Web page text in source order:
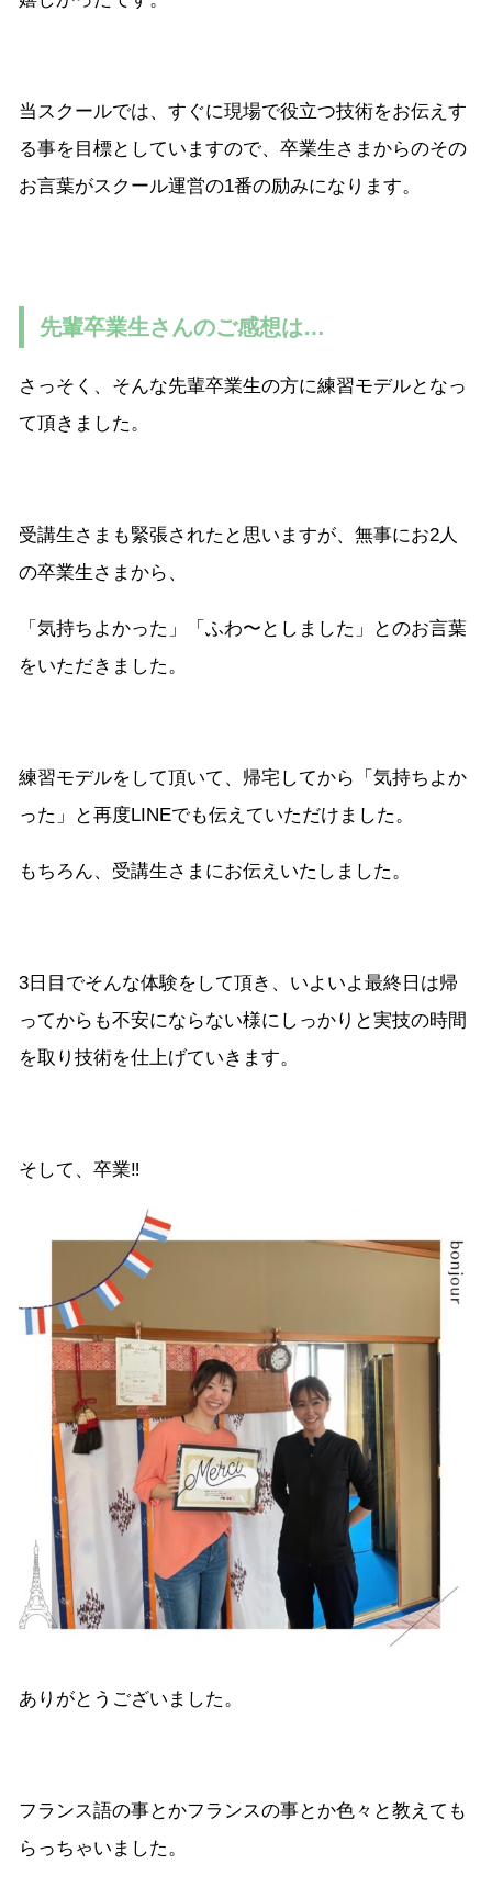
当スクールでは、すぐに現場で役立つ技術をお伝えす
る事を目標としていますので、卒業生さまからのその
お言葉がスクール運営の1番の励みになります。
先輩卒業生さんのご感想は…
さっそく、そんな先輩卒業生の方に練習モデルとなっ
て頂きました。
受講生さまも緊張されたと思いますが、無事にお2人
の卒業生さまから、
「気持ちよかった」「ふわ〜としました」とのお言葉
をいただきました。
練習モデルをして頂いて、帰宅してから「気持ちよか
った」と再度LINEでも伝えていただけました。
もちろん、受講生さまにお伝えいたしました。
3日目でそんな体験をして頂き、いよいよ最終日は帰
ってからも不安にならない様にしっかりと実技の時間
を取り技術を仕上げていきます。
そして、卒業‼︎
ありがとうございました。
フランス語の事とかフランスの事とか色々と教えても
らっちゃいました。